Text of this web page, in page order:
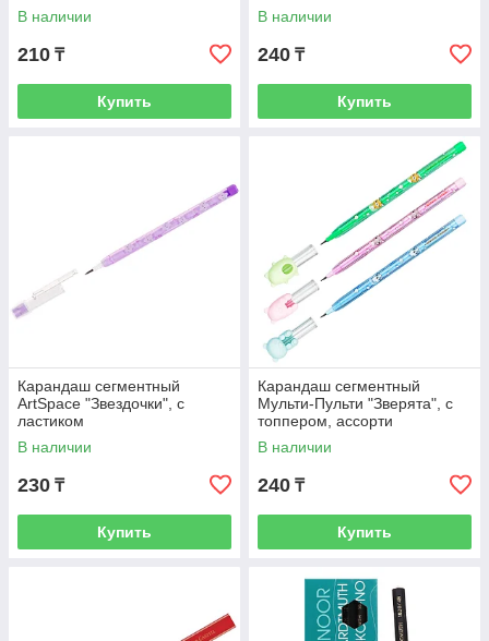
В наличии
210 ₸
Купить
В наличии
240 ₸
Купить
Карандаш сегментный
ArtSpace "Звездочки", с
ластиком
В наличии
230 ₸
Купить
Карандаш сегментный
Мульти-Пульти "Зверята", с
топпером, ассорти
В наличии
240 ₸
Купить